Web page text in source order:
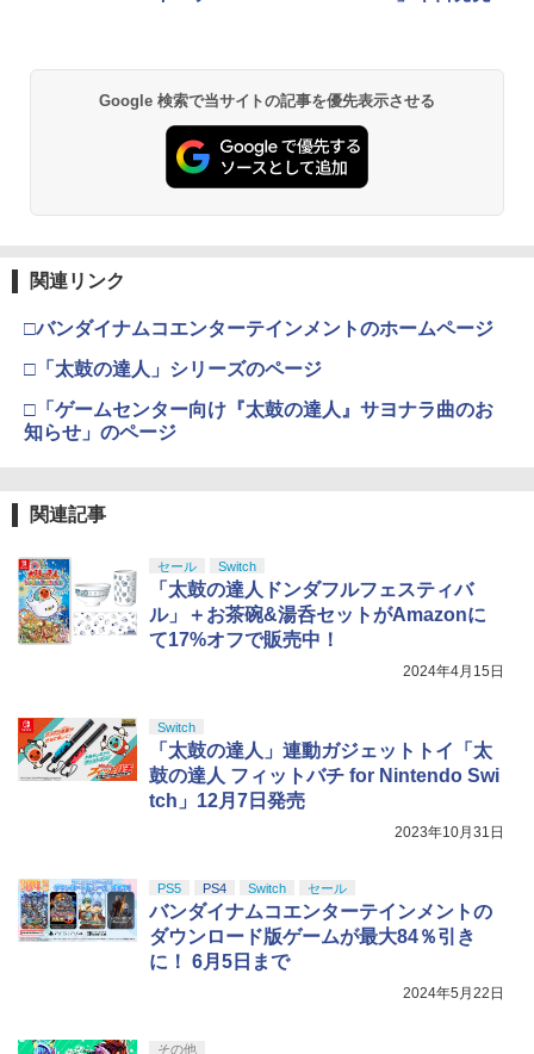
Google 検索で当サイトの記事を優先表示させる
関連リンク
□バンダイナムコエンターテインメントのホームページ
□「太鼓の達人」シリーズのページ
□「ゲームセンター向け『太鼓の達人』サヨナラ曲のお
知らせ」のページ
関連記事
セール Switch
「太鼓の達人ドンダフルフェスティバ
ル」＋お茶碗&湯呑セットがAmazonに
て17%オフで販売中！
2024年4月15日
Switch
「太鼓の達人」連動ガジェットトイ「太
鼓の達人 フィットバチ for Nintendo Swi
tch」12月7日発売
2023年10月31日
PS5 PS4 Switch セール
バンダイナムコエンターテインメントの
ダウンロード版ゲームが最大84％引き
に！ 6月5日まで
2024年5月22日
その他